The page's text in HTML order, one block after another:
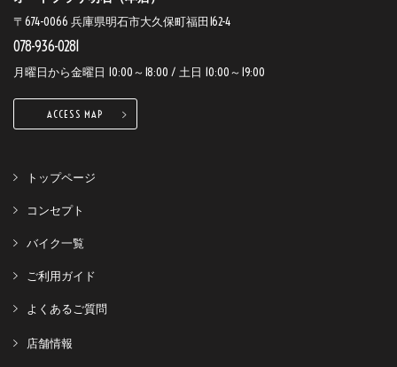
〒674-0066 兵庫県明石市大久保町福田162-4
078-936-0281
月曜日から金曜日 10:00～18:00 / 土日 10:00～19:00
ACCESS MAP
トップページ
コンセプト
バイク一覧
ご利用ガイド
よくあるご質問
店舗情報